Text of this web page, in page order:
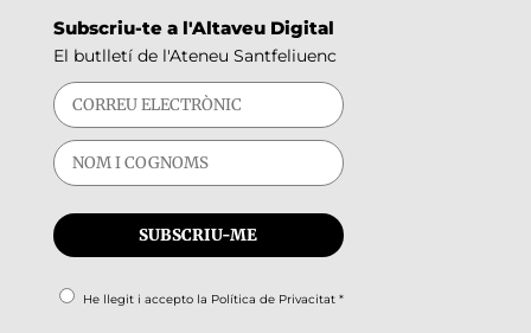
Subscriu-te a l'Altaveu Digital
El butlletí de l'Ateneu Santfeliuenc
He llegit i accepto la Política de Privacitat*